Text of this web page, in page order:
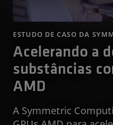
ESTUDO DE CASO DA
Acelerando a
substâncias
AMD
A Symmetric